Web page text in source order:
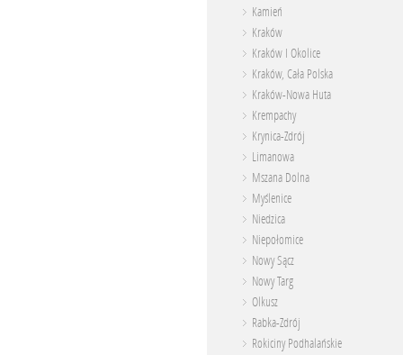
Kamień
Kraków
Kraków I Okolice
Kraków, Cała Polska
Kraków-Nowa Huta
Krempachy
Krynica-Zdrój
Limanowa
Mszana Dolna
Myślenice
Niedzica
Niepołomice
Nowy Sącz
Nowy Targ
Olkusz
Rabka-Zdrój
Rokiciny Podhalańskie